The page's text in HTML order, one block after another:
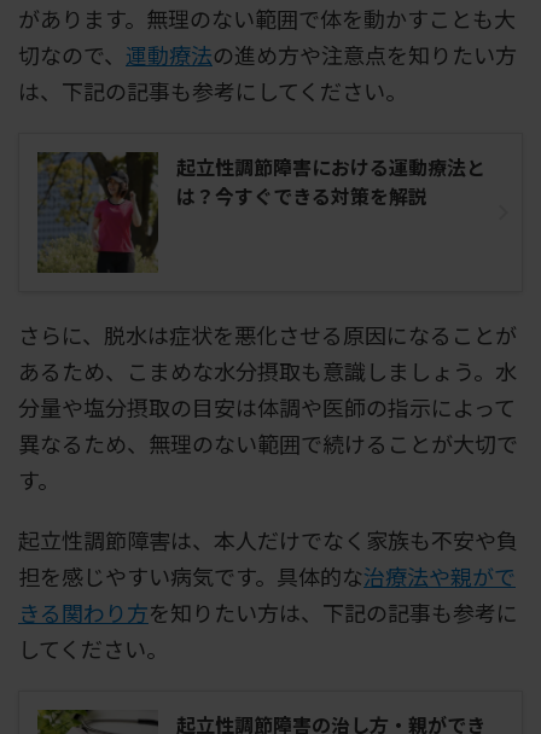
があります。無理のない範囲で体を動かすことも大
切なので、 運動療法の進め方や注意点を知りたい方
は、下記の記事も参考にしてください。
起立性調節障害における運動療法と
は？今すぐできる対策を解説
さらに、脱水は症状を悪化させる原因になることが
あるため、こまめな水分摂取も意識しましょう。水
分量や塩分摂取の目安は体調や医師の指示によって
異なるため、無理のない範囲で続けることが大切で
す。
起立性調節障害は、本人だけでなく家族も不安や負
担を感じやすい病気です。具体的な治療法や親がで
きる関わり方を知りたい方は、下記の記事も参考に
してください。
起立性調節障害の治し方・親ができ